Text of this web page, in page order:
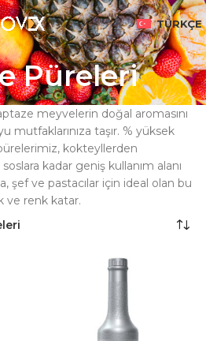
TÜRKÇE
Püreleri
meyvelerin doğal aromasını
mutfaklarınıza taşır. % yüksek
kokteyllerden
kadar geniş kullanım alanı
şef ve pastacılar için ideal olan bu
ve renk katar.